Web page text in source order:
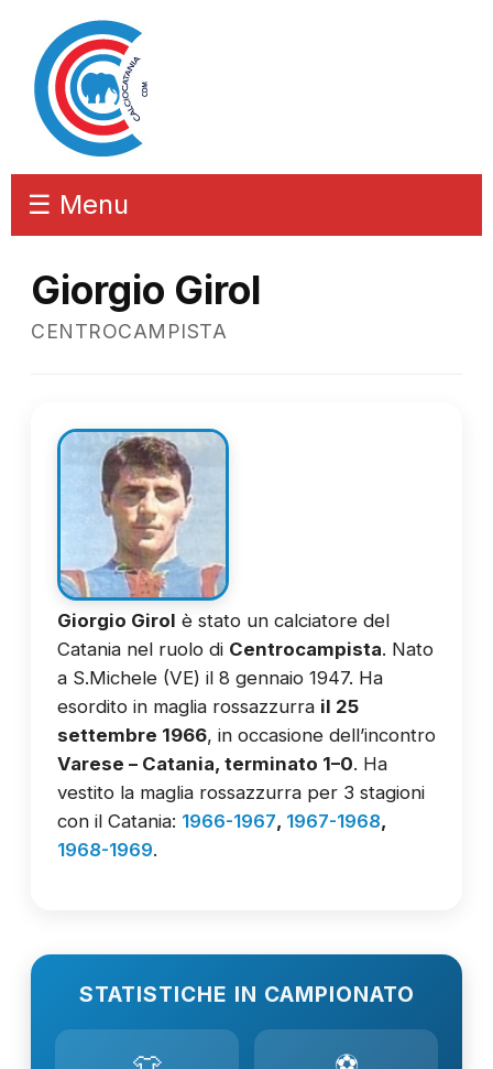
☰ Menu
Giorgio Girol
CENTROCAMPISTA
Giorgio Girol è stato un calciatore del
Catania nel ruolo di Centrocampista. Nato
a S.Michele (VE) il 8 gennaio 1947. Ha
esordito in maglia rossazzurra il 25
settembre 1966, in occasione dell’incontro
Varese – Catania, terminato 1–0. Ha
vestito la maglia rossazzurra per 3 stagioni
con il Catania: 1966-1967, 1967-1968,
1968-1969.
STATISTICHE IN CAMPIONATO